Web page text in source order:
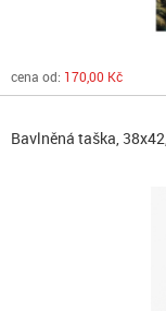
cena od: 170,00 Kč
Bavlněná taška,